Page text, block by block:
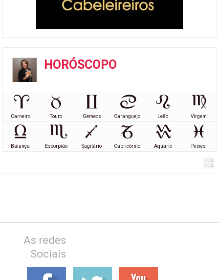
HORÓSCOPO
Carneiro Touro Gémeos Caranguejo Leão Virgem
Balança Escorpião Sagitário Capricórnio Aquário Peixes
As redes
Sociais